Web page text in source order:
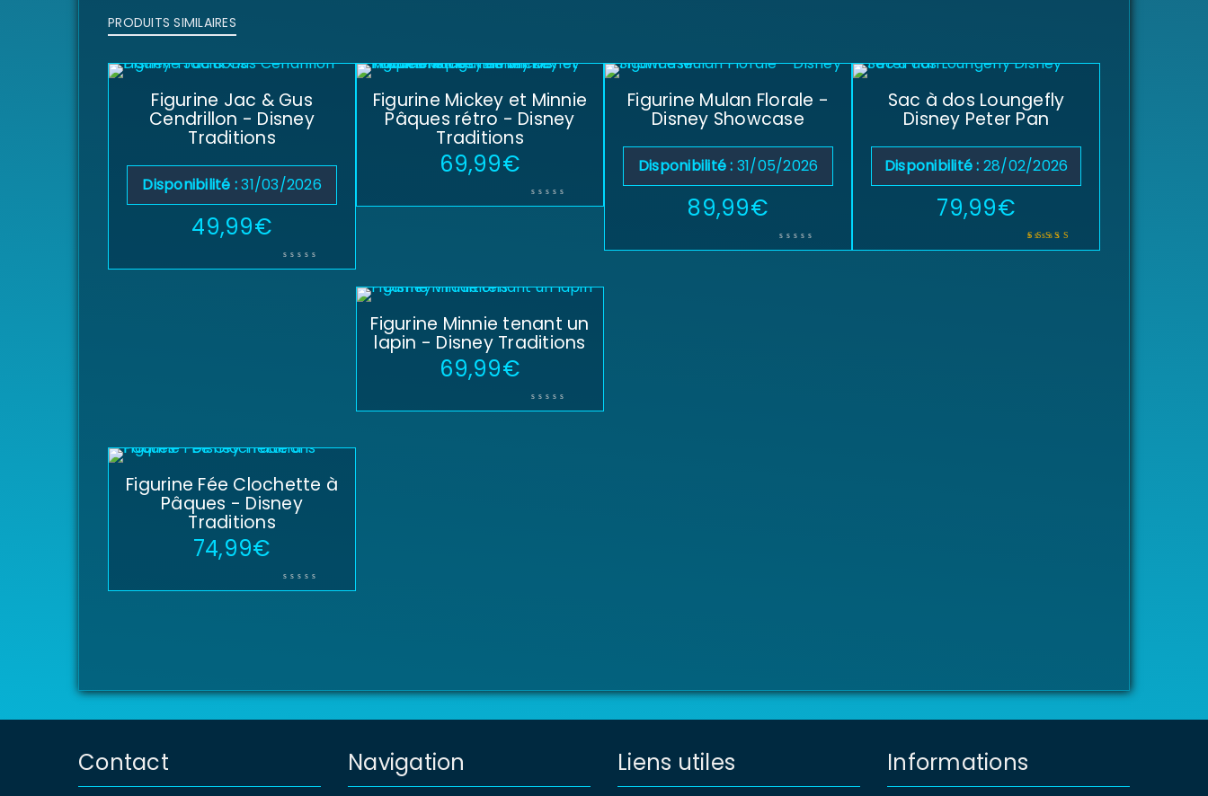
PRODUITS SIMILAIRES
Figurine Jac & Gus
Cendrillon - Disney
Traditions
Disponibilité :31/03/2026
49,99€
Figurine Mickey et Minnie
Pâques rétro - Disney
Traditions
69,99€
Figurine Mulan Florale -
Disney Showcase
Disponibilité : 31/05/2026
89,99€
Sac à dos Loungefly
Disney Peter Pan
Disponibilité : 28/02/2026
79,99€
Figurine Minnie tenant un
lapin - Disney Traditions
69,99€
Figurine Fée Clochette à
Pâques - Disney
Traditions
74,99€
Contact Navigation Liens utiles Informations